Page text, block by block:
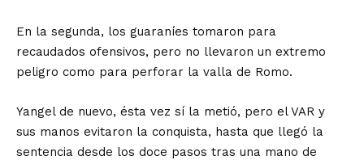
En la segunda, los guaraníes tomaron para
recaudados ofensivos, pero no llevaron un extremo
peligro como para perforar la valla de Romo.
Yangel de nuevo, ésta vez sí la metió, pero el VAR y
sus manos evitaron la conquista, hasta que llegó la
sentencia desde los doce pasos tras una mano de